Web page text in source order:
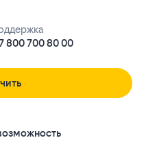
800 700 80 00